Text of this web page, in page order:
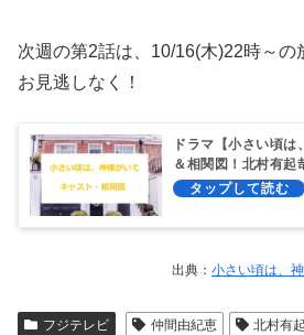
次週の第2話は、10/16(木)22時～の
お見逃しなく！
ドラマ【小さい頃は
＆相関図！北村有起
りの共演！
出典： 小さい頃は、
フジテレビ 仲間由紀恵 北村有